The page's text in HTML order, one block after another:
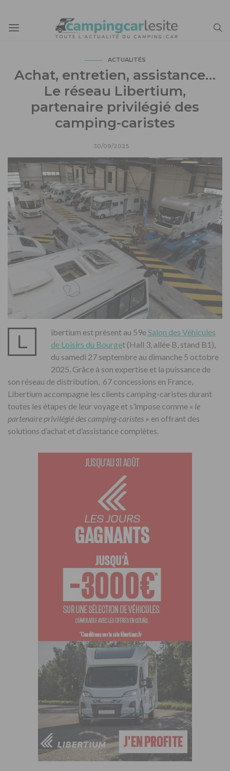
ACTUALITÉS
Achat, entretien, assistance…
Le réseau Libertium,
partenaire privilégié des
camping-caristes
30/09/2025
L ibertium est présent au 59e Salon des Véhicules
de Loisirs du Bourget (Hall 3, allée B, stand B1),
du samedi 27 septembre au dimanche 5 octobre
2025. Grâce à son expertise et la puissance de
son réseau de distribution, 67 concessions en France,
Libertium accompagne les clients camping-caristes durant
toutes les étapes de leur voyage et s’impose comme « le
partenaire privilégié des camping-caristes » en offrant des
solutions d’achat et d’assistance complètes.